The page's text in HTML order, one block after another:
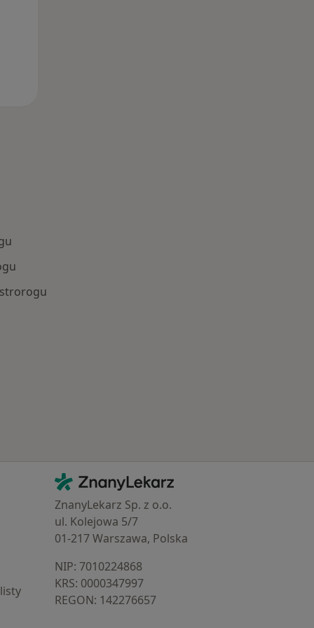
Kontakt
ZnanyLekarz - Strona główna
ZnanyLekarz Sp. z o.o.
ul. Kolejowa 5/7
01-217 Warszawa, Polska
NIP: ⁠7010224868
KRS: ⁠0000347997
REGON: ⁠142276657